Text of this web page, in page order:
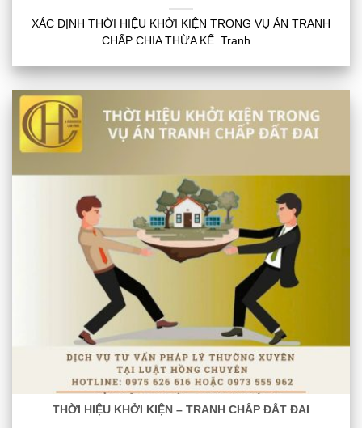
XÁC ĐỊNH THỜI HIỆU KHỞI KIỆN TRONG VỤ ÁN TRANH
CHẤP CHIA THỪA KẾ Tranh...
THỜI HIỆU KHỞI KIỆN – TRANH CHẤP ĐẤT ĐAI